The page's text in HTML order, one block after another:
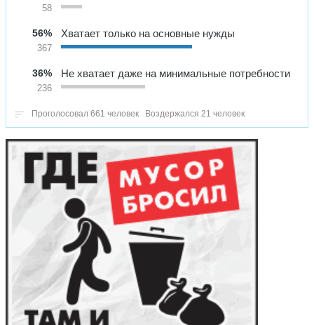
58
56%
367
Хватает только на основные нужды
36%
236
Не хватает даже на минимальные потребности
Проголосовал 661 человек Воздержался 21 человек